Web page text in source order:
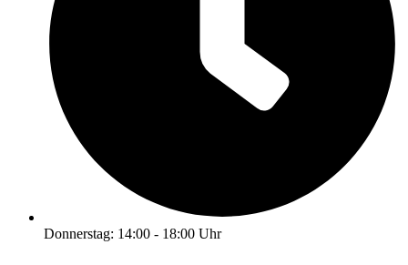
Donnerstag: 14:00 - 18:00 Uhr